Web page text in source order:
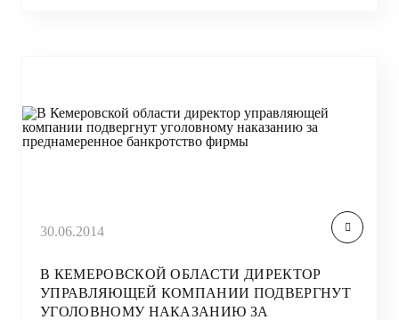
30.06.2014
В КЕМЕРОВСКОЙ ОБЛАСТИ ДИРЕКТОР
УПРАВЛЯЮЩЕЙ КОМПАНИИ ПОДВЕРГНУТ
УГОЛОВНОМУ НАКАЗАНИЮ ЗА